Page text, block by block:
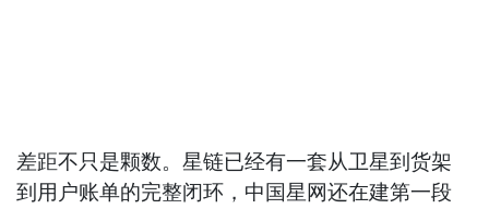
差距不只是颗数。星链已经有一套从卫星到货架
到用户账单的完整闭环，中国星网还在建第一段